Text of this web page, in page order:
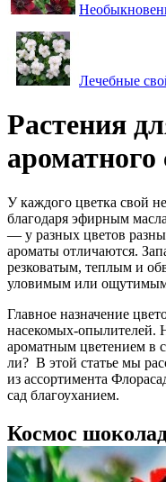
Лечебные
Растения
ароматного
У каждого цветка свой
благодаря эфирным
— у разных цветов
ароматы отличаются.
резковатым, теплым и
уловимым или ощутимым
Главное назначение
насекомых-опылителей.
ароматным цветением в
ли? В этой статье мы
из ассортимента
сад благоуханием.
Космос